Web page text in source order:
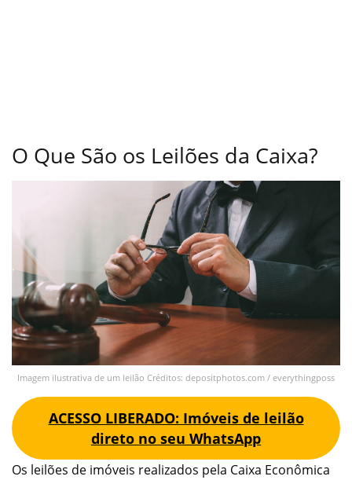
O Que São os Leilões da Caixa?
Imagem ilustrativa de um leilão Créditos: depositphotos.com / everythingposs
ACESSO LIBERADO: Imóveis de leilão
direto no seu WhatsApp
Os leilões de imóveis realizados pela Caixa Econômica